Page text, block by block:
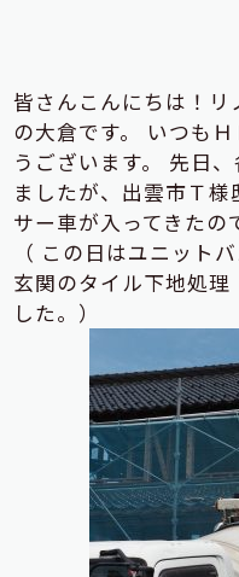
皆さんこんにちは！
の大倉です。 いつも
うございます。 先日
ましたが、出雲市Ｔ
サー車が入ってきたの
（ この日はユニット
玄関のタイル下地処理
した。）